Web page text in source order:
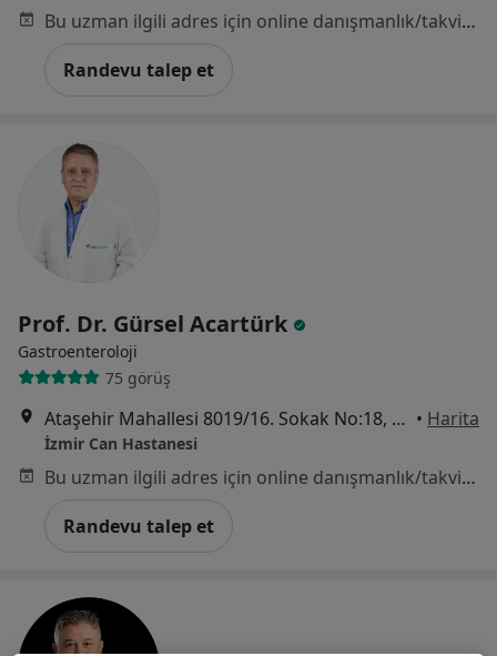
Bu uzman ilgili adres için online danışmanlık/takvim sunmuyor.
Randevu talep et
Prof. Dr. Gürsel Acartürk
Gastroenteroloji
75 görüş
Ataşehir Mahallesi 8019/16. Sokak No:18, Çiğli • Harita
İzmir Can Hastanesi
Bu uzman ilgili adres için online danışmanlık/takvim sunmuyor.
Randevu talep et